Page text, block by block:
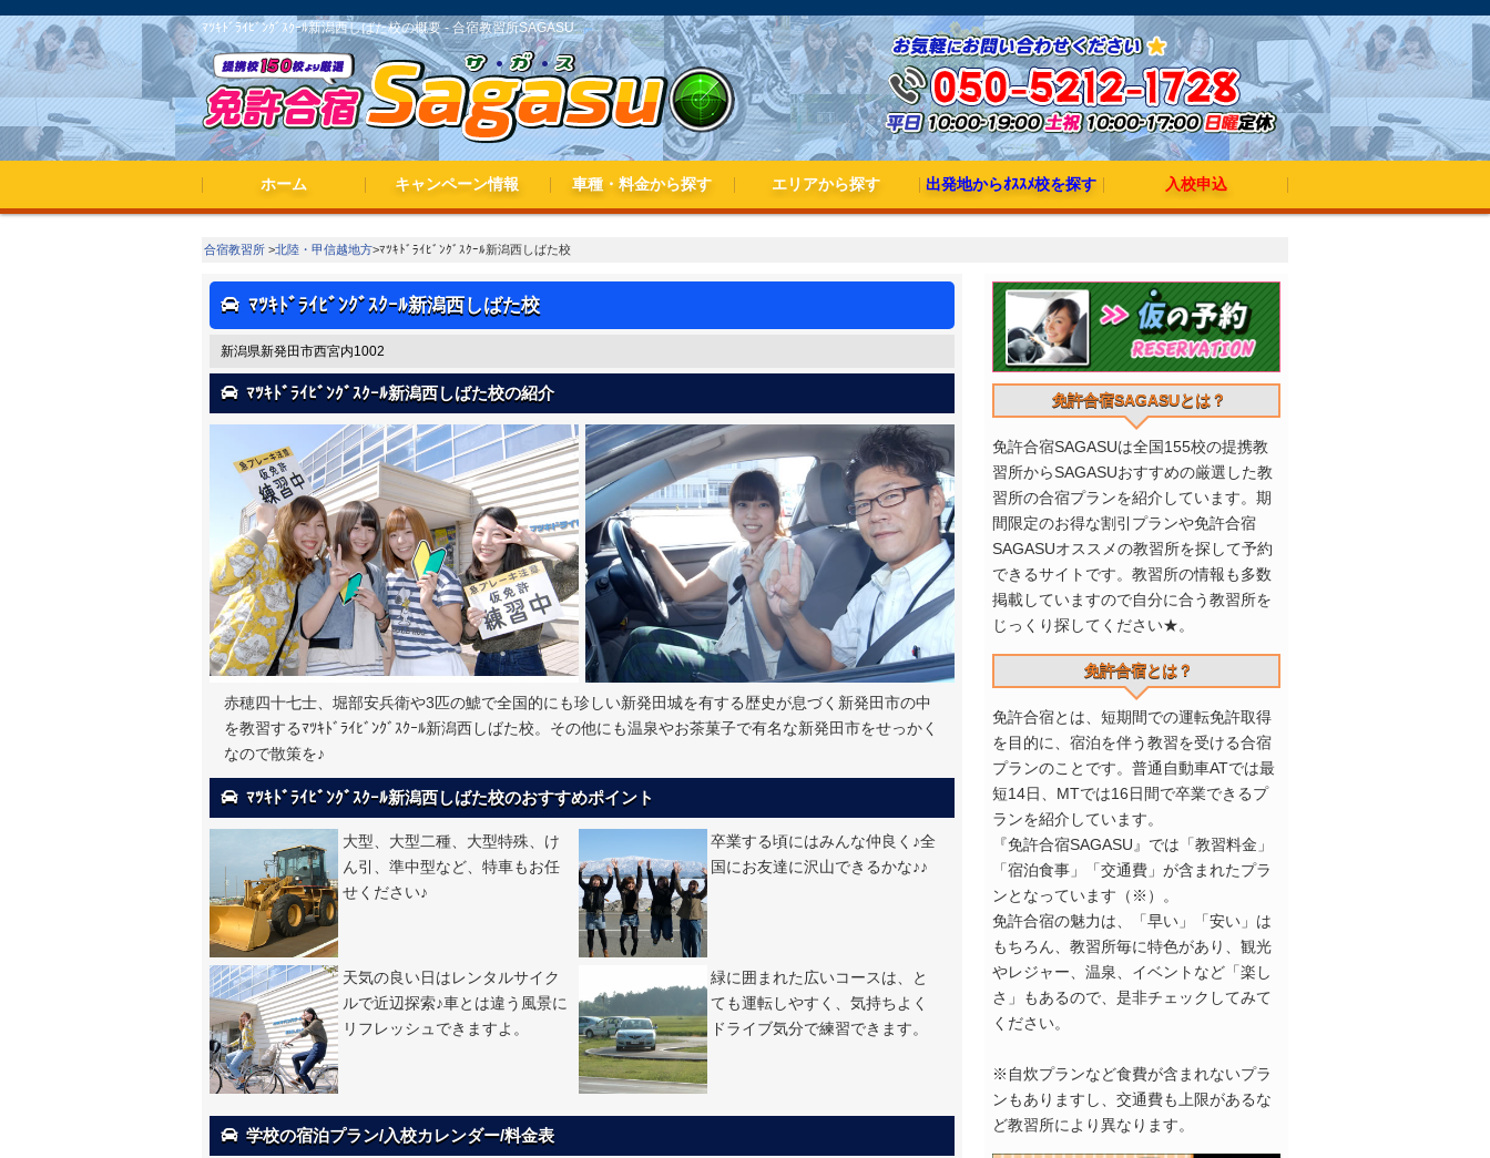
ﾏﾂｷﾄﾞﾗｲﾋﾞﾝｸﾞｽｸｰﾙ新潟西しばた校の概要 - 合宿教習所SAGASU
ホーム キャンペーン情報 車種・料金から探す エリアから探す 出発地からｵｽｽﾒ校を探す 入校申込
合宿教習所 >北陸・甲信越地方>ﾏﾂｷﾄﾞﾗｲﾋﾞﾝｸﾞｽｸｰﾙ新潟西しばた校
ﾏﾂｷﾄﾞﾗｲﾋﾞﾝｸﾞｽｸｰﾙ新潟西しばた校
新潟県新発田市西宮内1002
ﾏﾂｷﾄﾞﾗｲﾋﾞﾝｸﾞｽｸｰﾙ新潟西しばた校の紹介
赤穂四十七士、堀部安兵衛や3匹の鯱で全国的にも珍しい新発田城を有する歴史が息づく新発田市の中
を教習するﾏﾂｷﾄﾞﾗｲﾋﾞﾝｸﾞｽｸｰﾙ新潟西しばた校。その他にも温泉やお茶菓子で有名な新発田市をせっかく
なので散策を♪
ﾏﾂｷﾄﾞﾗｲﾋﾞﾝｸﾞｽｸｰﾙ新潟西しばた校のおすすめポイント
大型、大型二種、大型特殊、け
ん引、準中型など、特車もお任
せください♪
卒業する頃にはみんな仲良く♪全
国にお友達に沢山できるかな♪♪
天気の良い日はレンタルサイク
ルで近辺探索♪車とは違う風景に
リフレッシュできますよ。
緑に囲まれた広いコースは、と
ても運転しやすく、気持ちよく
ドライブ気分で練習できます。
学校の宿泊プラン/入校カレンダー/料金表
免許合宿SAGASUとは？
免許合宿SAGASUは全国155校の提携教
習所からSAGASUおすすめの厳選した教
習所の合宿プランを紹介しています。期
間限定のお得な割引プランや免許合宿
SAGASUオススメの教習所を探して予約
できるサイトです。教習所の情報も多数
掲載していますので自分に合う教習所を
じっくり探してください★。
免許合宿とは？
免許合宿とは、短期間での運転免許取得
を目的に、宿泊を伴う教習を受ける合宿
プランのことです。普通自動車ATでは最
短14日、MTでは16日間で卒業できるプ
ランを紹介しています。
『免許合宿SAGASU』では「教習料金」
「宿泊食事」「交通費」が含まれたプラ
ンとなっています（※）。
免許合宿の魅力は、「早い」「安い」は
もちろん、教習所毎に特色があり、観光
やレジャー、温泉、イベントなど「楽し
さ」もあるので、是非チェックしてみて
ください。
※自炊プランなど食費が含まれないプラ
ンもありますし、交通費も上限があるな
ど教習所により異なります。